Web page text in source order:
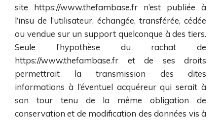
site https://www.thefambase.fr n’est publiée à
l’insu de l’utilisateur, échangée, transférée, cédée
ou vendue sur un support quelconque à des tiers.
Seule l’hypothèse du rachat de
https://www.thefambase.fr et de ses droits
permettrait la transmission des dites
informations à l’éventuel acquéreur qui serait à
son tour tenu de la même obligation de
conservation et de modification des données vis à